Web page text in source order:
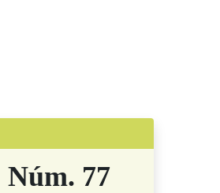
Núm. 77